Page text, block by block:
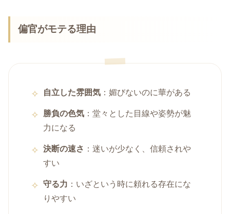
偏官がモテる理由
自立した雰囲気 ：媚びないのに華がある
勝負の色気 ：堂々とした目線や姿勢が魅
力になる
決断の速さ ：迷いが少なく、信頼されや
すい
守る力 ：いざという時に頼れる存在にな
りやすい